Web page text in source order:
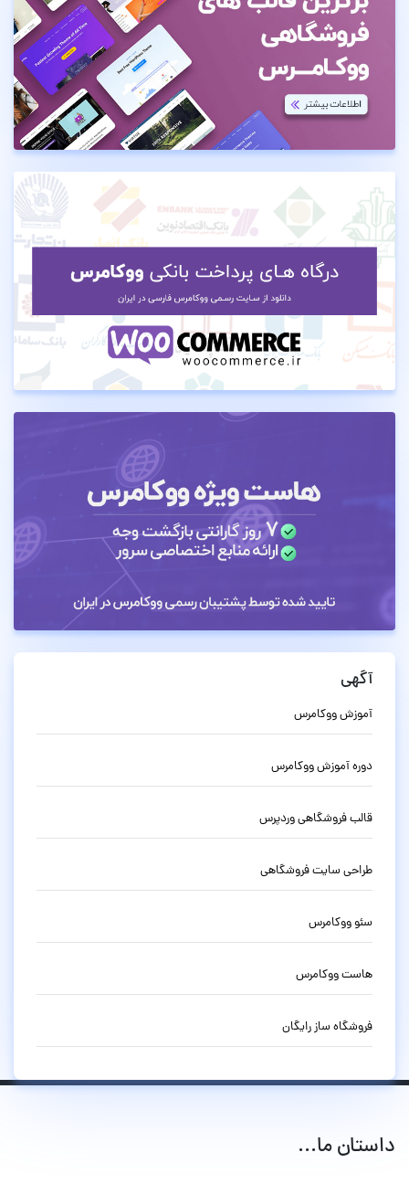
آگهی
آموزش ووکامرس
دوره آموزش ووکامرس
قالب فروشگاهی وردپرس
طراحی سایت فروشگاهی
سئو ووکامرس
هاست ووکامرس
فروشگاه ساز رایگان
داستان ما...